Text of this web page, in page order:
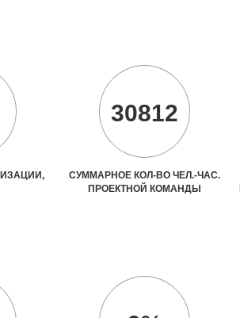
30812
СУММАРНОЕ КОЛ-ВО ЧЕЛ.-ЧАС.
ПРОЕКТНОЙ КОМАНДЫ